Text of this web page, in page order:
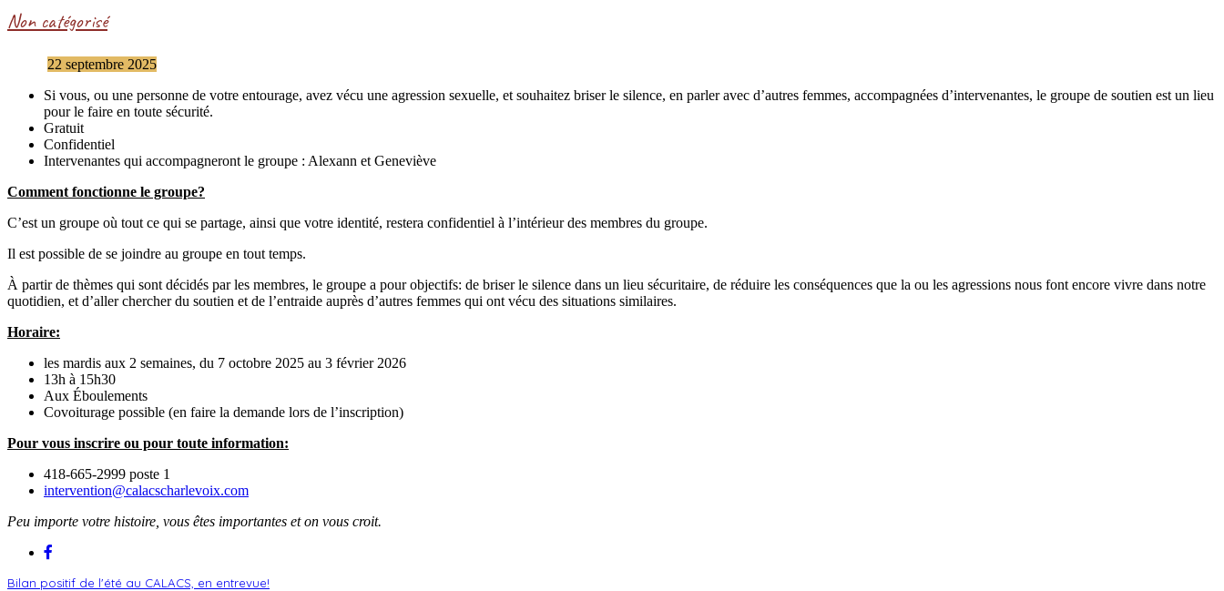
Non catégorisé
22 septembre 2025
Si vous, ou une personne de votre entourage, avez vécu une agression sexuelle, et souhaitez briser le silence, en parler avec d’autres femmes, accompagnées d’intervenantes, le groupe de soutien est un lieu
pour le faire en toute sécurité.
Gratuit
Confidentiel
Intervenantes qui accompagneront le groupe : Alexann et Geneviève
Comment fonctionne le groupe?
C’est un groupe où tout ce qui se partage, ainsi que votre identité, restera confidentiel à l’intérieur des membres du groupe.
Il est possible de se joindre au groupe en tout temps.
À partir de thèmes qui sont décidés par les membres, le groupe a pour objectifs: de briser le silence dans un lieu sécuritaire, de réduire les conséquences que la ou les agressions nous font encore vivre dans notre
quotidien, et d’aller chercher du soutien et de l’entraide auprès d’autres femmes qui ont vécu des situations similaires.
Horaire:
les mardis aux 2 semaines, du 7 octobre 2025 au 3 février 2026
13h à 15h30
Aux Éboulements
Covoiturage possible (en faire la demande lors de l’inscription)
Pour vous inscrire ou pour toute information:
418-665-2999 poste 1
intervention@calacscharlevoix.com
Peu importe votre histoire, vous êtes importantes et on vous croit.
Bilan positif de l'été au CALACS, en entrevue!